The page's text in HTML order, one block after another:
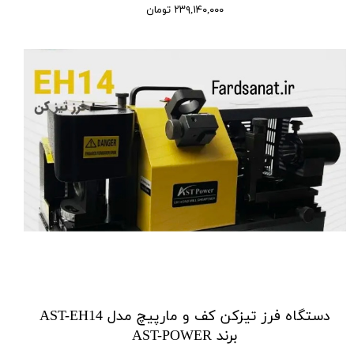
۲۳۹,۱۴۰,۰۰۰ تومان
دستگاه فرز تیزکن کف و مارپیچ مدل AST-EH14
برند AST-POWER